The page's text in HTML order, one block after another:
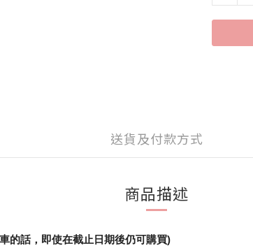
送貨及付款方式
商品描述
的話，即使在截止日期後仍可購買)